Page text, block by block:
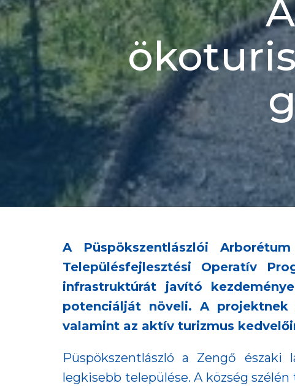
A Püspökszentlászlói
Településfejlesztési Operatív
infrastruktúrát javító
potenciálját növeli. A
valamint az aktív turizmus
Püspökszentlászló a Zengő
legkisebb települése. A község